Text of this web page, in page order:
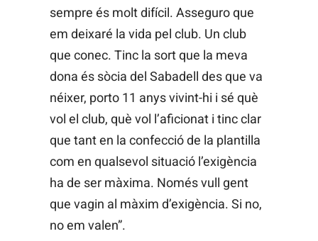
sempre és molt difícil. Asseguro que
em deixaré la vida pel club. Un club
que conec. Tinc la sort que la meva
dona és sòcia del Sabadell des que va
néixer, porto 11 anys vivint-hi i sé què
vol el club, què vol l’aficionat i tinc clar
que tant en la confecció de la plantilla
com en qualsevol situació l’exigència
ha de ser màxima. Només vull gent
que vagin al màxim d’exigència. Si no,
no em valen”.